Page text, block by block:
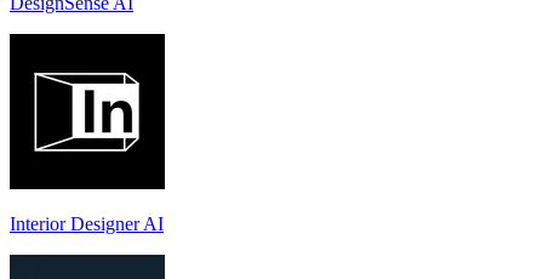
Interior Designer AI